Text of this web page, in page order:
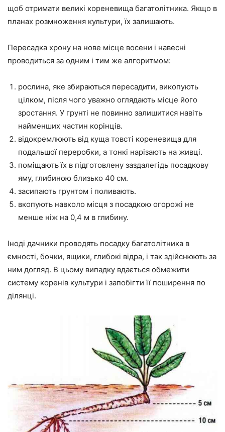
щоб отримати великі кореневища багатолітника. Якщо в
планах розмноження культури, їх залишають.
Пересадка хрону на нове місце восени і навесні
проводиться за одним і тим же алгоритмом:
рослина, яке збираються пересадити, викопують
цілком, після чого уважно оглядають місце його
зростання. У грунті не повинно залишитися навіть
найменших частин корінців.
відокремлюють від куща товсті кореневища для
подальшої переробки, а тонкі нарізають на живці.
поміщають їх в підготовлену заздалегідь посадкову
яму, глибиною близько 40 см.
засипають грунтом і поливають.
вкопують навколо місця з посадкою огорожі не
менше ніж на 0,4 м в глибину.
Іноді дачники проводять посадку багатолітника в
ємності, бочки, ящики, глибокі відра, і так здійснюють за
ним догляд. В цьому випадку вдається обмежити
систему коренів культури і запобігти її поширення по
ділянці.